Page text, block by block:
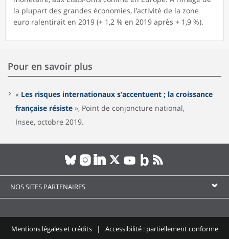
la plupart des grandes économies, l’activité de la zone
euro ralentirait en 2019 (+ 1,2 % en 2019 après + 1,9 %).
Pour en savoir plus
« Les risques internationaux s’accentuent ; la croissance
française résiste », Point de conjoncture national,
Insee, octobre 2019.
NOS SITES PARTENAIRES
Mentions légales et crédits
Accessibilité : partiellement conforme